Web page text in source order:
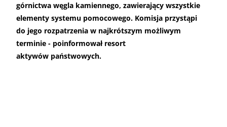
górnictwa węgla kamiennego, zawierający wszystkie
elementy systemu pomocowego. Komisja przystąpi
do jego rozpatrzenia w najkrótszym możliwym
terminie - poinformował resort
aktywów państwowych.